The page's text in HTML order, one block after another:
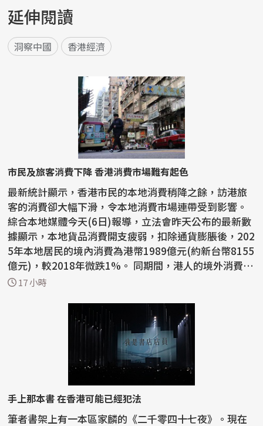
延伸閱讀
洞察中國 香港經濟
市民及旅客消費下降 香港消費市場難有起色
最新統計顯示，香港市民的本地消費稍降之餘，訪港旅
客的消費卻大幅下滑，令本地消費市場連帶受到影響。
綜合本地媒體今天(6日)報導，立法會昨天公布的最新數
據顯示，本地貨品消費開支疲弱，扣除通貨膨脹後，202
5年本地居民的境內消費為港幣1989億元(約新台幣8155
億元)，較2018年微跌1%。 同期間，港人的境外消費開
支...17 小時
手上那本書 在香港可能已經犯法
筆者書架上有一本區家麟的《二千零四十七夜》。現在